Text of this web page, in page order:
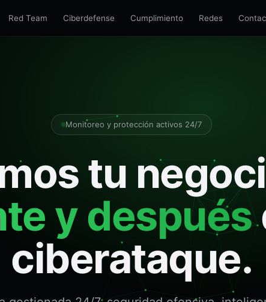
Red Team Ciberdefense Cumplimiento Redes
Monitoreo y protección activos 24/7
tu
y después
ciberataque.